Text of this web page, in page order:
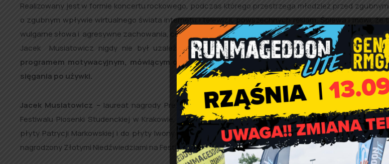
Realizowany jest w formie koncertu rockowego, podczas którego przestrzega młodzież przed
o zgubnym wpływie wirtualnego świata internetu i telewizji, powszechnych reklam. Śpiewa i mówi, że
wulgarne słowa i agresywne zachowania, co ma zły wpływ na młodego człowieka
Jacek Musiatowicz nigdy nie był uzależniony.Recital jest sumą obserwacji życia
programem motywacyjnym, mówiącym o tym, że żadna sytuacja życiowa nie powinna skłonić
sięgania po używki.
Jacek Musiatowicz – laureat nagrody Prezydenta Rzeczypospolitej za wybitną osobowość
Festiwalu Piosenki Studenckiej w Krakowie, laureat nagrody literackiej im. Józefa Kraszewskiego,
płyty Patrycji Markowskiej i do płyty Iwony Węgrowskiej. Twórca muzyki do filmu : „A ty mnie ponad”
nagrodzony Złotymi Niedźwiedziami na Festiwalu w Berlinie.